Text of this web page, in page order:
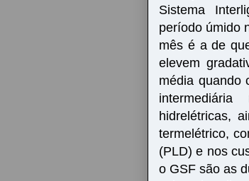
Sistema
período úmido
mês é a de
elevem
média quando
hidrelétricas,
termelétrico,
(PLD) e nos
o GSF são as